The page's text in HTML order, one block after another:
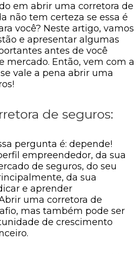
em abrir uma corretora de
não tem certeza se essa é
você? Neste artigo, vamos
e apresentar algumas
antes de você
mercado. Então, vem com a
vale a pena abrir uma
de seguros:
pergunta é: depende!
empreendedor, da sua
de seguros, do seu
da sua
e aprender
uma corretora de
mas também pode ser
de crescimento